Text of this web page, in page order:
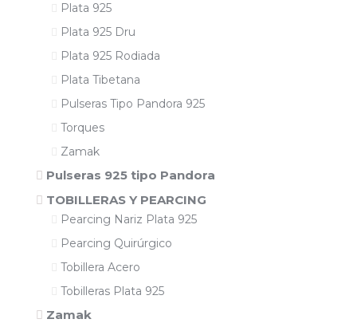
Plata 925
Plata 925 Dru
Plata 925 Rodiada
Plata Tibetana
Pulseras Tipo Pandora 925
Torques
Zamak
Pulseras 925 tipo Pandora
TOBILLERAS Y PEARCING
Pearcing Nariz Plata 925
Pearcing Quirúrgico
Tobillera Acero
Tobilleras Plata 925
Zamak